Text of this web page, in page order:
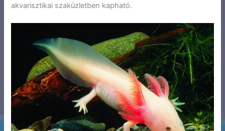
akvarisztikai szaküzletben kapható.